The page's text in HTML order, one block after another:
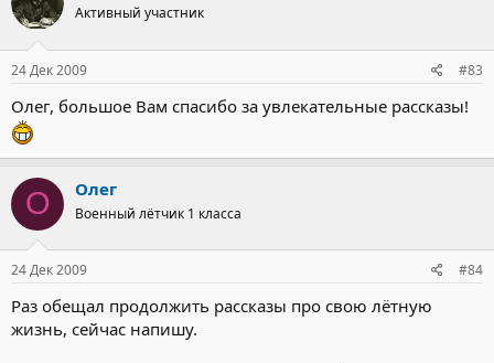
Активный участник
24 Дек 2009 #83
Олег, большое Вам спасибо за увлекательные рассказы!
О Олег
Военный лётчик 1 класса
24 Дек 2009 #84
Раз обещал продолжить рассказы про свою лётную
жизнь, сейчас напишу.